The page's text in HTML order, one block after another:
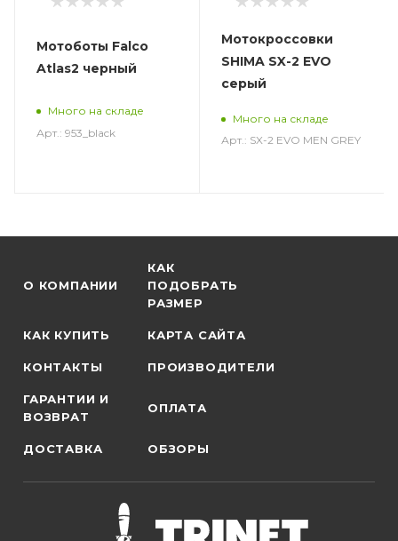
Мотоботы Falco
Atlas2 черный
Много на складе
Арт.: 953_black
Мотокроссовки
SHIMA SX-2 EVO
серый
Много на складе
Арт.: SX-2 EVO MEN GREY
О КОМПАНИИ
КАК
ПОДОБРАТЬ
РАЗМЕР
КАК КУПИТЬ КАРТА САЙТА
КОНТАКТЫ ПРОИЗВОДИТЕЛИ
ГАРАНТИИ И
ВОЗВРАТ
ОПЛАТА
ДОСТАВКА ОБЗОРЫ